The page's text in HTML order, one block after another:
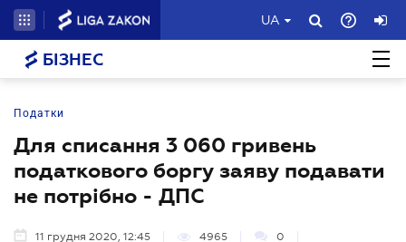
UA
БІЗНЕС
Податки
Для списання 3 060 гривень
податкового боргу заяву подавати
не потрібно - ДПС
11 грудня 2020, 12:45 4965 0